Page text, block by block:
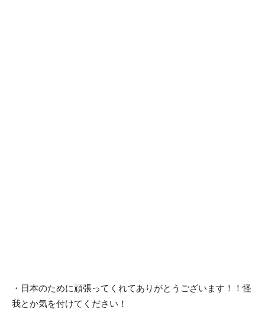
・日本のために頑張ってくれてありがとうございます！！怪
我とか気を付けてください！